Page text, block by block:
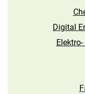
Digital